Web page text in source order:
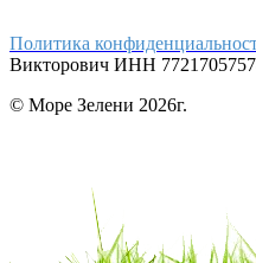
Политика
Викторович ИНН
© Море Зелени 2026г.